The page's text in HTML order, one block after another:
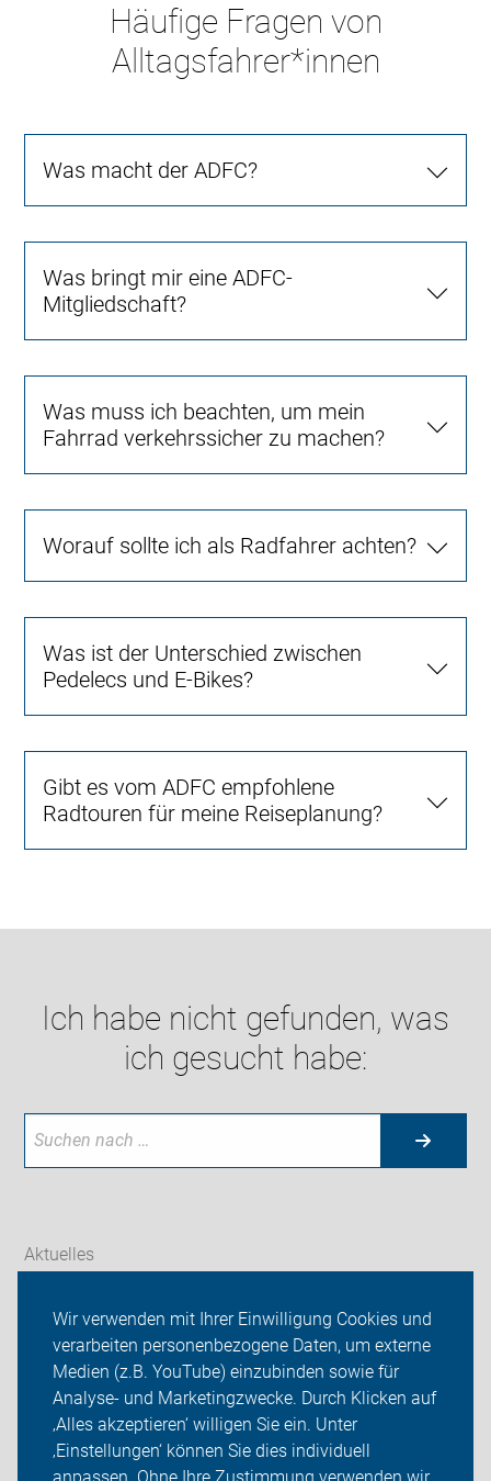
Wir verwenden mit Ihrer Einwilligung Cookies und
verarbeiten personenbezogene Daten, um externe
Medien (z.B. YouTube) einzubinden sowie für
Analyse- und Marketingzwecke. Durch Klicken auf
‚Alles akzeptieren‘ willigen Sie ein. Unter
‚Einstellungen‘ können Sie dies individuell
Häufige Fragen von
Alltagsfahrer*innen
Was macht der ADFC?
Was bringt mir eine ADFC-
Mitgliedschaft?
Was muss ich beachten, um mein
Fahrrad verkehrssicher zu machen?
Worauf sollte ich als Radfahrer achten?
Was ist der Unterschied zwischen
Pedelecs und E-Bikes?
Gibt es vom ADFC empfohlene
Radtouren für meine Reiseplanung?
Ich habe nicht gefunden, was
ich gesucht habe:
Aktuelles
ADFC Kleinmachnow
Sei dabei
Presse